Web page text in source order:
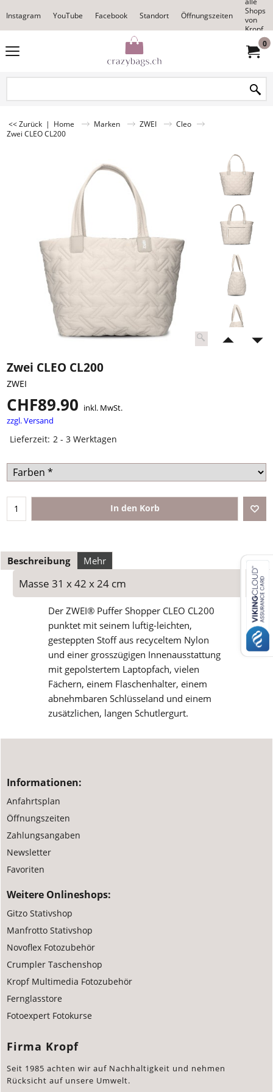
Instagram YouTube Facebook Standort Öffnungszeiten
Shops
von
Kropf
0
<< Zurück | Home Marken ZWEI
Cleo
Zwei CLEO CL200
Zwei CLEO CL200
ZWEI
CHF89.90 inkl. MwSt.
zzgl. Versand
Lieferzeit: 2 - 3 Werktagen
In den Korb
Beschreibung Mehr
Masse 31 x 42 x 24 cm
Der ZWEI® Puffer Shopper CLEO CL200
punktet mit seinem luftig-leichten,
gesteppten Stoff aus recyceltem Nylon
und einer grosszügigen Innenausstattung
mit gepolstertem Laptopfach, vielen
Fächern, einem Flaschenhalter, einem
abnehmbaren Schlüsseland und einem
zusätzlichen, langen Schutlergurt.
Informationen:
Anfahrtsplan
Öffnungszeiten
Zahlungsangaben
Newsletter
Favoriten
Weitere Onlineshops:
Gitzo Stativshop
Manfrotto Stativshop
Novoflex Fotozubehör
Crumpler Taschenshop
Kropf Multimedia Fotozubehör
Fernglasstore
Fotoexpert Fotokurse
Firma Kropf
Seit 1985 achten wir auf Nachhaltigkeit und nehmen
Rücksicht auf unsere Umwelt.